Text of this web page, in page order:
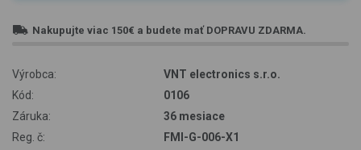
Nakupujte viac 150€ a budete mať DOPRAVU ZDARMA.
Výrobca:
VNT electronics s.r.o.
Kód:
0106
Záruka:
36 mesiace
Reg. č:
FMI-G-006-X1